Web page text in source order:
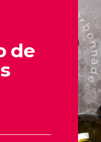
de